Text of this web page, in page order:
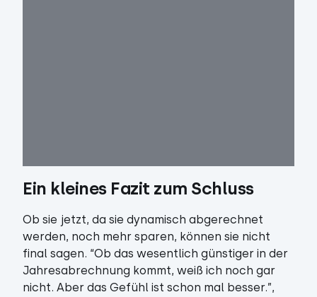
Ein kleines Fazit zum Schluss
Ob sie jetzt, da sie dynamisch abgerechnet
werden, noch mehr sparen, können sie nicht
final sagen. “Ob das wesentlich günstiger in der
Jahresabrechnung kommt, weiß ich noch gar
nicht. Aber das Gefühl ist schon mal besser.”,